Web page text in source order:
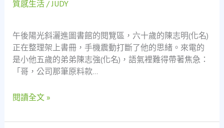
故
見
社
會
安
網
溫
質感生活/JUDY
午後陽光斜灑進圖書館的閱覽區，六十歲的陳志明(化名)
正在整理架上書冊，手機震動打斷了他的思緒。來電的
是小他五歲的弟弟陳志強(化名)，語氣裡難得帶著焦急：
「哥，公司那筆原料款…
地，
而
是
社
的
全
閱讀全文 »